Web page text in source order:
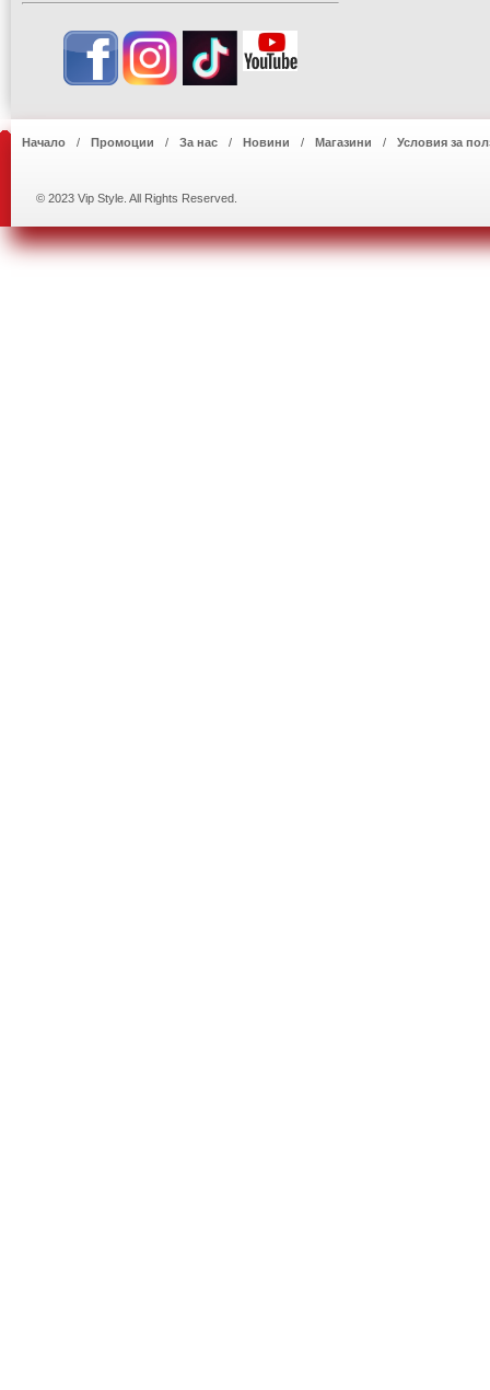
Начало Промоции За нас Новини Магазини Условия за
© 2023 Vip Style. All Rights Reserved.